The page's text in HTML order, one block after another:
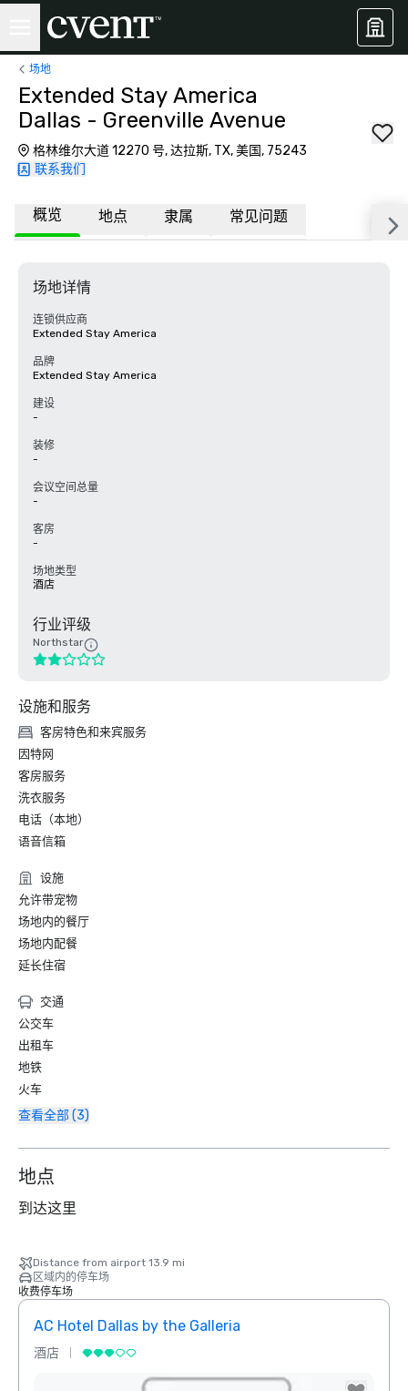
场地
Extended Stay America
Dallas - Greenville Avenue
格林维尔大道 12270 号, 达拉斯, TX, 美国, 75243
联系我们
概览 地点 隶属 常见问题
场地详情
连锁供应商
Extended Stay America
品牌
Extended Stay America
建设
-
装修
-
会议空间总量
-
客房
-
场地类型
酒店
行业评级
Northstar
设施和服务
客房特色和来宾服务
因特网
客房服务
洗衣服务
电话（本地）
语音信箱
设施
允许带宠物
场地内的餐厅
场地内配餐
延长住宿
交通
公交车
出租车
地铁
火车
查看全部 (3)
地点
到达这里
Distance from airport 13.9 mi
区域内的停车场
收费停车场
AC Hotel Dallas by the Galleria
酒店